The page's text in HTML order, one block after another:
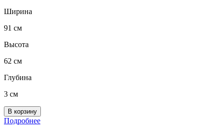
Ширина
91 см
Высота
62 см
Глубина
3 см
Подробнее